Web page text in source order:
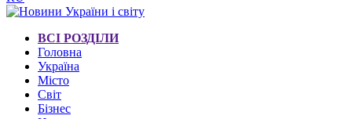
ВСІ РОЗДІЛИ
Головна
Україна
Місто
Світ
Бізнес